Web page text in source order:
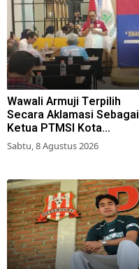
Wawali Armuji Terpilih
Secara Aklamasi Sebagai
Ketua PTMSI Kota
Surabaya
Sabtu, 8 Agustus 2026